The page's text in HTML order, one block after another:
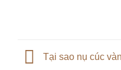
Tại sao nụ cúc